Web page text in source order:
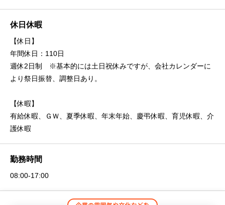
休日休暇
【休日】
年間休日：110日
週休2日制 ※基本的には土日祝休みですが、会社カレンダーに
より祭日振替、調整日あり。
【休暇】
有給休暇、ＧＷ、夏季休暇、年末年始、慶弔休暇、育児休暇、介
護休暇
勤務時間
08:00-17:00